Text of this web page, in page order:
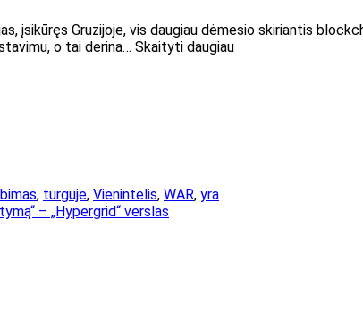
įsikūręs Gruzijoje, vis daugiau dėmesio skiriantis
o tai derina… Skaityti daugiau
, turguje, Vienintelis, WAR, yra
– „Hypergrid“ verslas